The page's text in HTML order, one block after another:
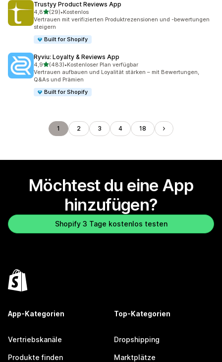
Trustyy Product Reviews App
4,8von 5 Sternen
(29)
29 Rezensionen insgesamt
•Kostenlos
Vertrauen mit verifizierten Produktrezensionen und -bewertungen
steigern
Built for Shopify
Ryviu: Loyalty & Reviews App
4,9von 5 Sternen
(483)
483 Rezensionen insgesamt
•Kostenloser Plan verfügbar
Vertrauen aufbauen und Loyalität stärken – mit Bewertungen,
Q&As und Prämien
Built for Shopify
1 2 3 4 18
Möchtest du eine App
hinzufügen?
Shopify 3 Tage kostenlos testen
App-Kategorien
Vertriebskanäle
Produkte finden
Top-Kategorien
Dropshipping
Marktplätze